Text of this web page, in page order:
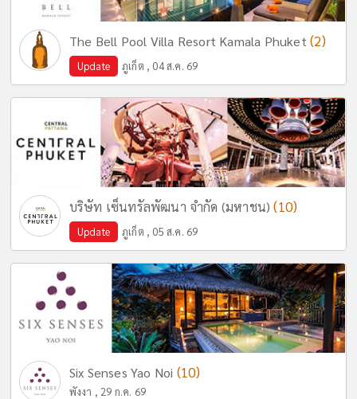
The Bell Pool Villa Resort Kamala Phuket (2)
Update ภูเก็ต , 04 ส.ค. 69
บริษัท เซ็นทรัลพัฒนา จำกัด (มหาชน)(10)
Update ภูเก็ต , 05 ส.ค. 69
Six Senses Yao Noi (10)
พังงา , 29 ก.ค. 69